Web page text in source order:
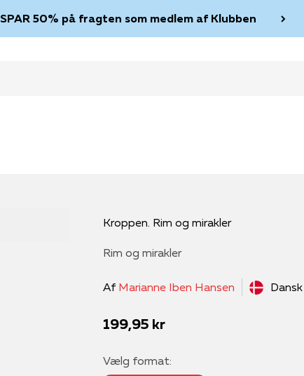
SPAR 50% på fragten som medlem af Klubben
Kroppen. Rim og mirakler
Rim og mirakler
Af Marianne Iben Hansen Dansk
Salgspris
199,95 kr
Vælg format: